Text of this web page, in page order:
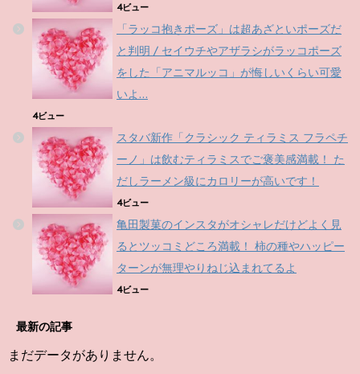
4ビュー
「ラッコ抱きポーズ」は超あざといポーズだ
と判明 / セイウチやアザラシがラッコポーズ
をした「アニマルッコ」が悔しいくらい可愛
いよ…
4ビュー
スタバ新作「クラシック ティラミス フラペチ
ーノ」は飲むティラミスでご褒美感満載！ た
だしラーメン級にカロリーが高いです！
4ビュー
亀田製菓のインスタがオシャレだけどよく見
るとツッコミどころ満載！ 柿の種やハッピー
ターンが無理やりねじ込まれてるよ
4ビュー
最新の記事
まだデータがありません。